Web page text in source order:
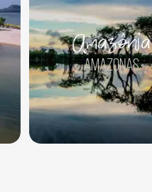
Amazônia
Amazonas